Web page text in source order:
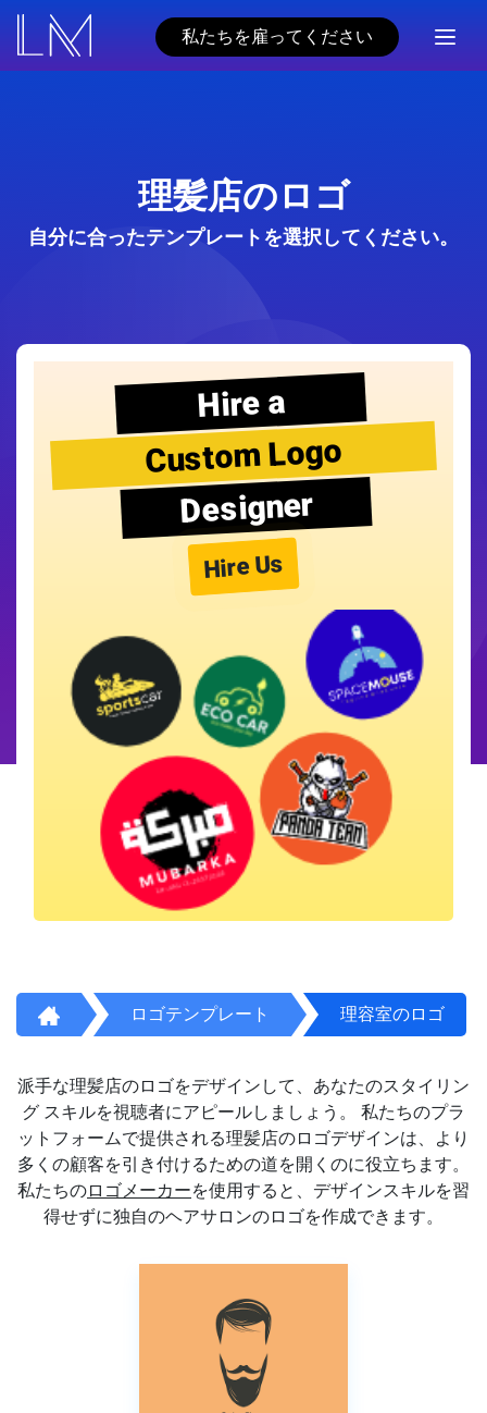
私たちを雇ってください
理髪店のロゴ
自分に合ったテンプレートを選択してください。
Hire a
Custom Logo
Designer
Hire Us
ロゴテンプレート 理容室のロゴ
派手な理髪店のロゴをデザインして、あなたのスタイリン
グ スキルを視聴者にアピールしましょう。 私たちのプラ
ットフォームで提供される理髪店のロゴデザインは、より
多くの顧客を引き付けるための道を開くのに役立ちます。
私たちのロゴメーカーを使用すると、デザインスキルを習
得せずに独自のヘアサロンのロゴを作成できます。